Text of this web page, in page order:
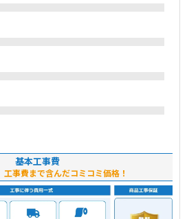
基本工事費
工事費まで含んだコミコミ価格！